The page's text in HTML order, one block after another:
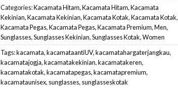
Categories:Kacamata Hitam,Kacamata Hitam,Kacamata
Kekinian,Kacamata Kekinian,Kacamata Kotak,Kacamata Kotak,
Kacamata Pegas,Kacamata Pegas,Kacamata Premium,Men,
Sunglasses,Sunglasses Kekinian,Sunglasses Kotak,Women
Tags:kacamata,kacamataantiUV,kacamatahargaterjangkau,
kacamatajogja,kacamatakekinian,kacamatakeren,
kacamatakotak,kacamatapegas,kacamatapremium,
kacamataunisex, sunglasses, sunglasseskotak